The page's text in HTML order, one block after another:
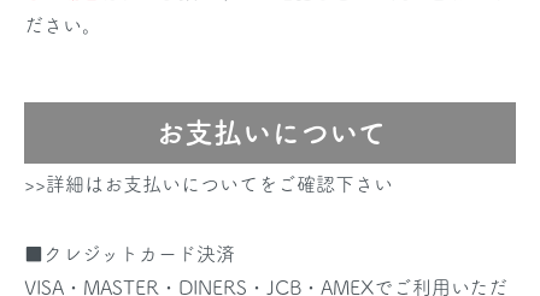
ださい。
お支払いについて
>>詳細はお支払いについてをご確認下さい
■クレジットカード決済
VISA・MASTER・DINERS・JCB・AMEXでご利用いただ